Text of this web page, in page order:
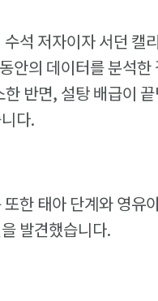
수석 저자이자 서던 캘
안의 데이터를 분석
반면, 설탕 배급이
다.
또한 태아 단계와 영유
발견했습니다.